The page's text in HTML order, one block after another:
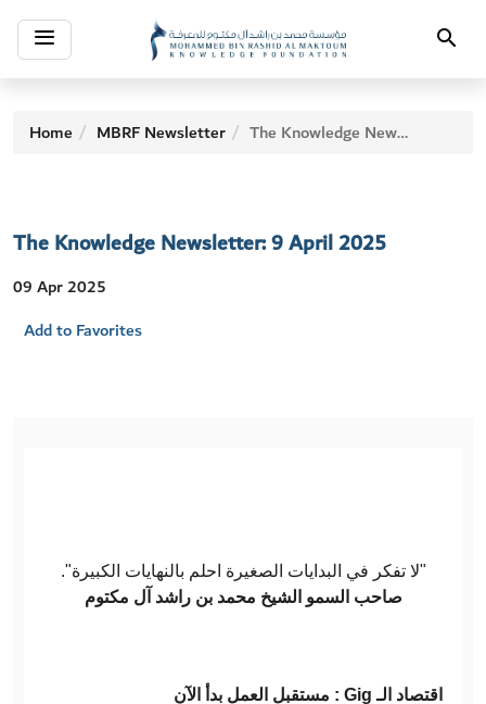
Toggle
navigation Search
Home MBRF Newsletter The Knowledge Newsletter: 9 April 2025
The Knowledge Newsletter: 9 April 2025
09 Apr 2025
Add to Favorites
"لا تفكر في البدايات الصغيرة احلم بالنهايات الكبيرة".
صاحب السمو الشيخ محمد بن راشد آل مكتوم
اقتصاد الـ Gig : مستقبل العمل بدأ الآن